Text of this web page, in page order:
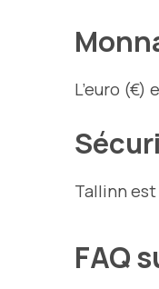
L’euro
Tallinn
FAQ